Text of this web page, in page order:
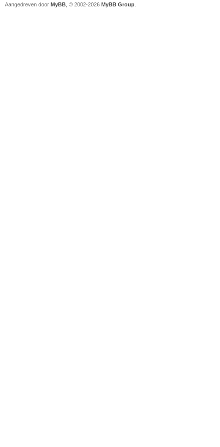
Aangedreven door MyBB , © 2002-2026 MyBB Group